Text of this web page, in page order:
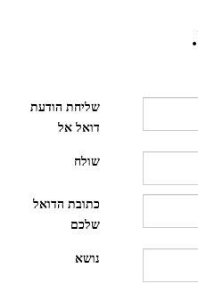
שליחת הודעת
דואל אל
שולח
כתובת הדואל
שלכם
נושא